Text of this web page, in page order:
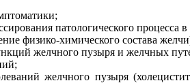
патологического процесса
физико-химического состава
желчного пузыря и желчных
желчного пузыря